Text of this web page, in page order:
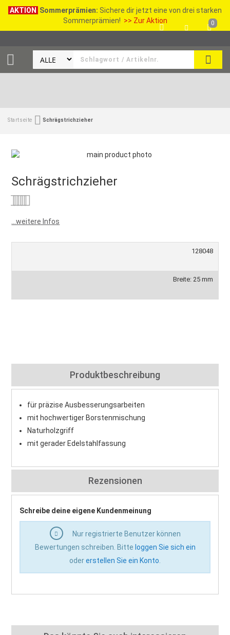
AKTION Sommerprämien: Sichere dir jetzt eine von drei starken
Sommerprämien! >> Zur Aktion 0
Startseite Schrägstrichzieher
Schrägstrichzieher
...weitere Infos
128048
Breite: 25 mm
Produktbeschreibung
für präzise Ausbesserungsarbeiten
mit hochwertiger Borstenmischung
Naturholzgriff
mit gerader Edelstahlfassung
Rezensionen
Schreibe deine eigene Kundenmeinung
Nur registrierte Benutzer können
Bewertungen schreiben. Bitte loggen Sie sich ein
odererstellen Sie ein Konto